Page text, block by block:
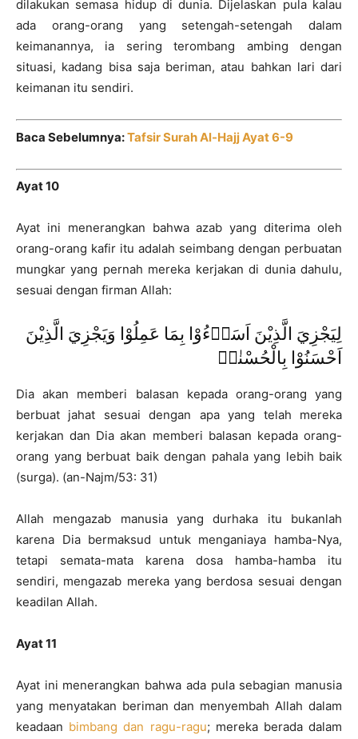
dilakukan semasa hidup di dunia. Dijelaskan pula kalau
ada orang-orang yang setengah-setengah dalam
keimanannya, ia sering terombang ambing dengan
situasi, kadang bisa saja beriman, atau bahkan lari dari
keimanan itu sendiri.
Baca Sebelumnya:Tafsir Surah Al-Hajj Ayat 6-9
Ayat 10
Ayat ini menerangkan bahwa azab yang diterima oleh
orang-orang kafir itu adalah seimbang dengan perbuatan
mungkar yang pernah mereka kerjakan di dunia dahulu,
sesuai dengan firman Allah:
لِيَجْزِيَ الَّذِيْنَ اَسَاۤءُوْا بِمَا عَمِلُوْا وَيَجْزِيَ الَّذِيْنَ
اَحْسَنُوْا بِالْحُسْنٰىۚ
Dia akan memberi balasan kepada orang-orang yang
berbuat jahat sesuai dengan apa yang telah mereka
kerjakan dan Dia akan memberi balasan kepada orang-
orang yang berbuat baik dengan pahala yang lebih baik
(surga). (an-Najm/53: 31)
Allah mengazab manusia yang durhaka itu bukanlah
karena Dia bermaksud untuk menganiaya hamba-Nya,
tetapi semata-mata karena dosa hamba-hamba itu
sendiri, mengazab mereka yang berdosa sesuai dengan
keadilan Allah.
Ayat 11
Ayat ini menerangkan bahwa ada pula sebagian manusia
yang menyatakan beriman dan menyembah Allah dalam
keadaan bimbang dan ragu-ragu; mereka berada dalam